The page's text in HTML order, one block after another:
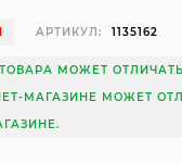
АРТИКУЛ: 1135162
МОЖЕТ
МАГАЗИНЕ МОЖЕТ